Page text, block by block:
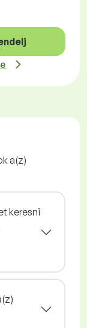
a(z)
keresni